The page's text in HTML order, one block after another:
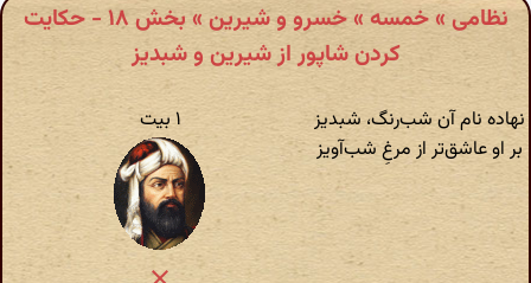
نظامی » خمسه » خسرو و شیرین » بخش ۱۸ - حکایت
کردن شاپور از شیرین و شبدیز
نهاده نام آن شب‌رنگ، شبدیز
بر او عاشق‌‌تر از مرغِ شب‌آویز
۱ بیت